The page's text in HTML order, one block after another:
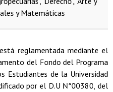
y Matemáticas
reglamentada mediante el
del Fondo del Programa
Estudiantes de la Universidad
por el D.U N°00380, del